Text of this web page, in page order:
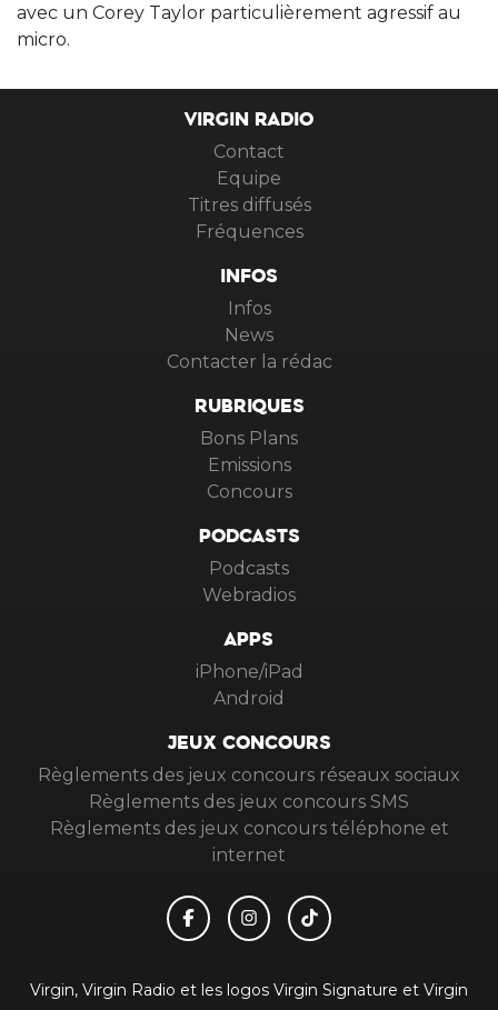
avec un Corey Taylor particulièrement agressif au
micro.
VIRGIN RADIO
Contact
Equipe
Titres diffusés
Fréquences
INFOS
Infos
News
Contacter la rédac
RUBRIQUES
Bons Plans
Emissions
Concours
PODCASTS
Podcasts
Webradios
APPS
iPhone/iPad
Android
JEUX CONCOURS
Règlements des jeux concours réseaux sociaux
Règlements des jeux concours SMS
Règlements des jeux concours téléphone et
internet
Virgin, Virgin Radio et les logos Virgin Signature et Virgin